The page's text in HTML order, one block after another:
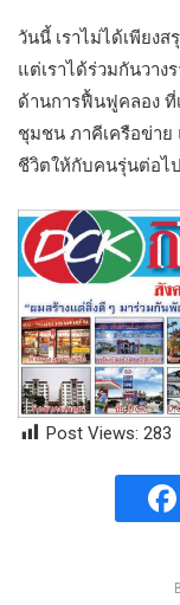
วันนี้ เราไม่ได้เพียงส
แต่เราได้ร่วมกันวา
ด้านการฟื้นฟูคลอง ที่
ชุมชน ภาคีเครือข่าย
ชีวิตให้กับคนรุ่นต่อไป
Post Views: 283